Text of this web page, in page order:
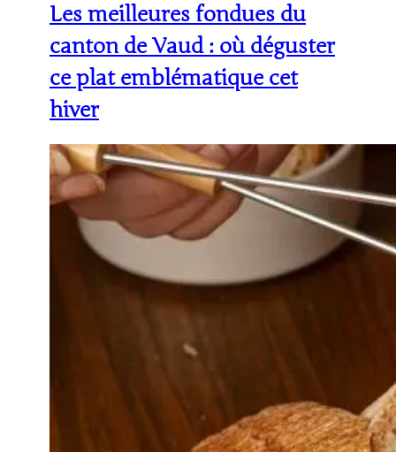
Les meilleures fondues du
canton de Vaud : où déguster
ce plat emblématique cet
hiver